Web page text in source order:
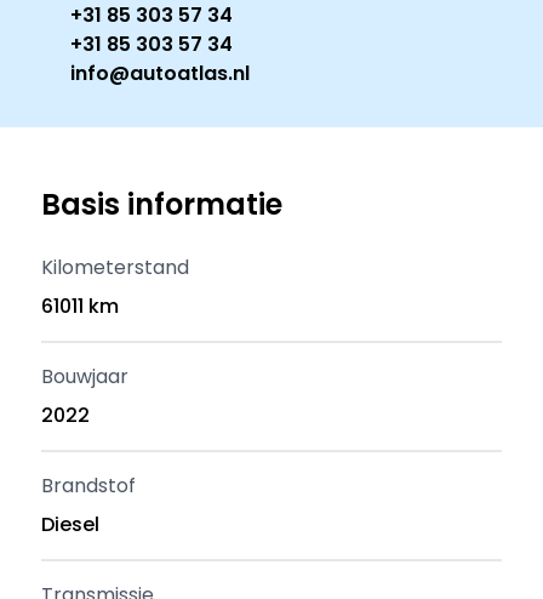
+31 85 303 57 34
+31 85 303 57 34
info@autoatlas.nl
Basis informatie
Kilometerstand
61011 km
Bouwjaar
2022
Brandstof
Diesel